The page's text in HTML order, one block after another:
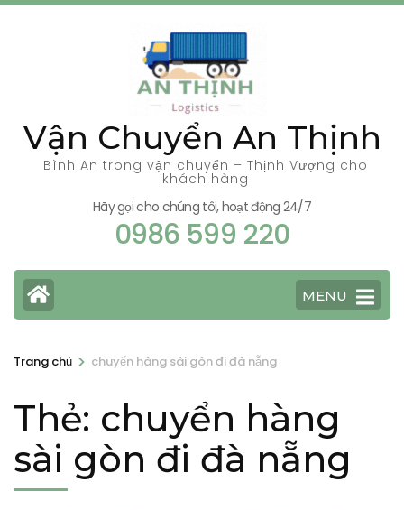
Bỏ
dungVận Chuyển An Thịnh
Bình An trong vận chuyển – Thịnh Vượng cho
khách hàng
Hãy gọi cho chúng tôi, hoạt động 24/7
0986 599 220
MENU
Trang chủ > chuyển hàng sài gòn đi đà nẵng
Thẻ: chuyển hàng
sài gòn đi đà nẵng